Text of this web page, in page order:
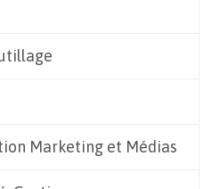
Marketing et Médias